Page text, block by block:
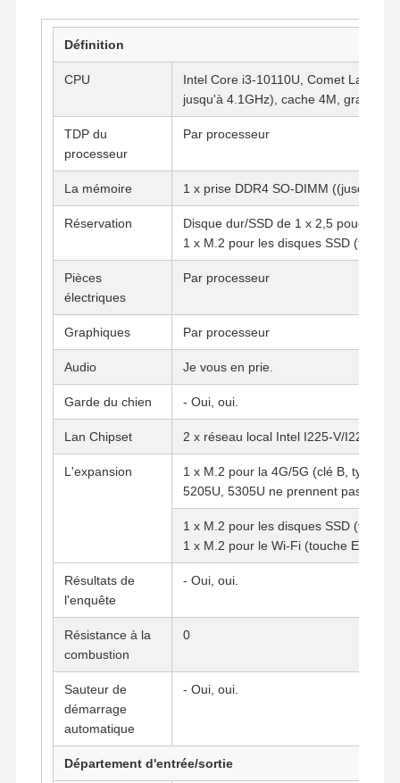
Aperçu
Nous
Définition
CPU
Intel Core i3-10110U, Comet Lake, 2
jusqu'à 4.1GHz), cache 4M,
TDP du
processeur
Par processeur
La mémoire 1 x prise DDR4 SO-DIMM ((jusqu'à
Réservation
Disque dur/SSD de 1 x 2,5 pouces
1 x M.2 pour les disques SSD
Pièces
électriques
Par processeur
Graphiques Par processeur
Audio Je vous en prie.
Garde du chien - Oui, oui.
Lan Chipset 2 x réseau local Intel I225-V/I226-V
L'expansion
1 x M.2 pour la 4G/5G (clé B, type:
5205U, 5305U ne prennent pas en
1 x M.2 pour les disques SSD
1 x M.2 pour le Wi-Fi (touche E, type:
Résultats de
l'enquête
- Oui, oui.
Résistance à la
combustion
0
Sauteur de
démarrage
automatique
- Oui, oui.
Département d'entrée/sortie